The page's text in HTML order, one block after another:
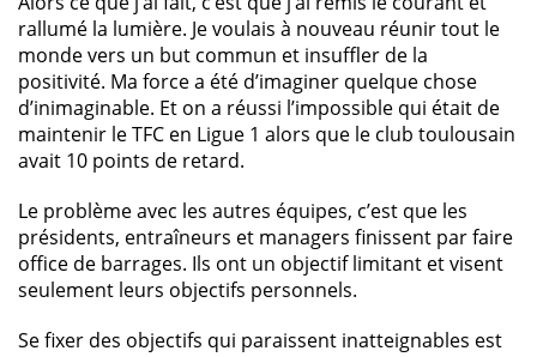
rallumé la lumière. Je voulais à nouveau réunir tout le
monde vers un but commun et insuffler de la
positivité. Ma force a été d’imaginer quelque chose
d’inimaginable. Et on a réussi l’impossible qui était de
maintenir le TFC en Ligue 1 alors que le club toulousain
avait 10 points de retard.
Le problème avec les autres équipes, c’est que les
présidents, entraîneurs et managers finissent par faire
office de barrages. Ils ont un objectif limitant et visent
seulement leurs objectifs personnels.
Se fixer des objectifs qui paraissent inatteignables est